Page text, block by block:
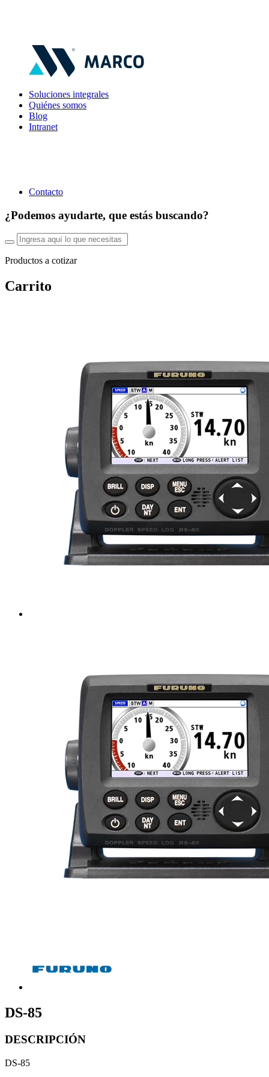
Soluciones integrales
Quiénes somos
Blog
Intranet
Contacto
¿Podemos ayudarte, que estás buscando?
Productos a cotizar
Carrito
DS-85
DESCRIPCIÓN
DS-85